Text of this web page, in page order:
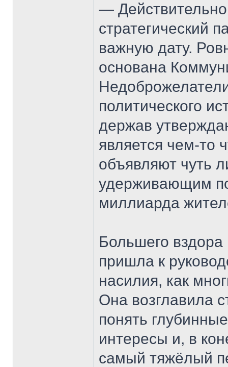
—
стратегический
важную дату.
основана
политического
держав
является чем-то
объявляют чуть
удерживающим
миллиарда
Большего
пришла к
насилия, как
Она возглавила
понять
интересы и, в
самый тяжёлый